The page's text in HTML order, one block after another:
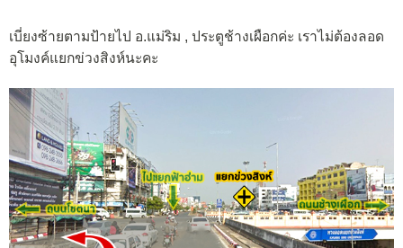
เบี่ยงซ้ายตามป้ายไป อ.แม่ริม , ประตูช้างเผือกค่ะ เราไม่ต้องลอด
อุโมงค์แยกข่วงสิงห์นะคะ